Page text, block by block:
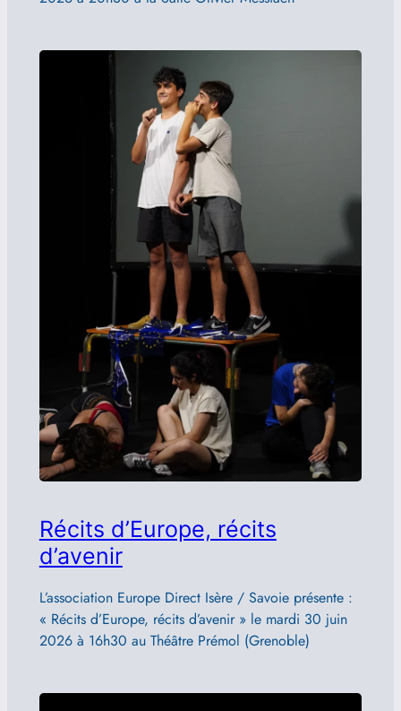
Récits d’Europe, récits
d’avenir
L’association Europe Direct Isère / Savoie présente :
« Récits d’Europe, récits d’avenir » le mardi 30 juin
2026 à 16h30 au Théâtre Prémol (Grenoble)